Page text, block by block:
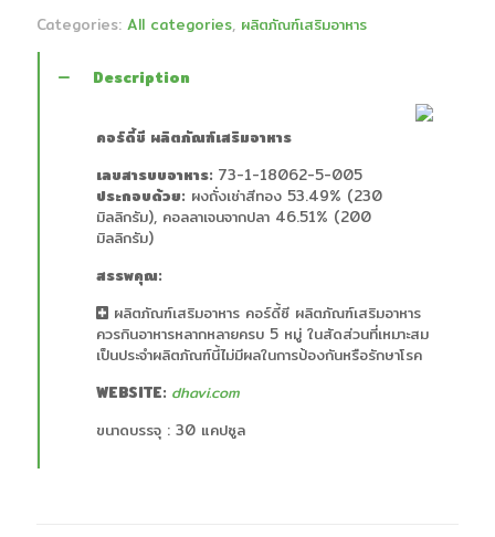
Categories: All categories, ผลิตภัณฑ์เสริมอาหาร
Description
คอร์ดี้ซี ผลิตภัณฑ์เสริมอาหาร
เลขสารบบอาหาร: 73-1-18062-5-005
ประกอบด้วย: ผงถั่งเช่าสีทอง 53.49% (230
มิลลิกรัม), คอลลาเจนจากปลา 46.51% (200
มิลลิกรัม)
สรรพคุณ:
ผลิตภัณฑ์เสริมอาหาร คอร์ดี้ซี ผลิตภัณฑ์เสริมอาหาร
ควรกินอาหารหลากหลายครบ 5 หมู่ ในสัดส่วนที่เหมาะสม
เป็นประจำผลิตภัณฑ์นี้ไม่มีผลในการป้องกันหรือรักษาโรค
WEBSITE: dhavi.com
ขนาดบรรจุ : 30 แคปซูล